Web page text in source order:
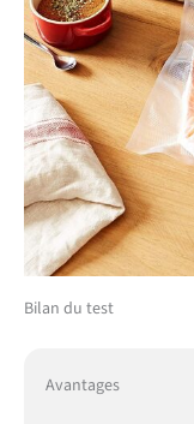
Bilan du test
Avantages